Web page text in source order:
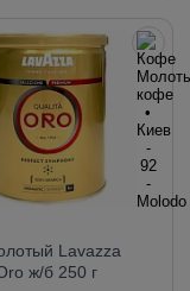
Lavazza
ж/б 250 г